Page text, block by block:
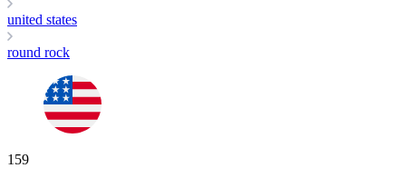
united states
round rock
159